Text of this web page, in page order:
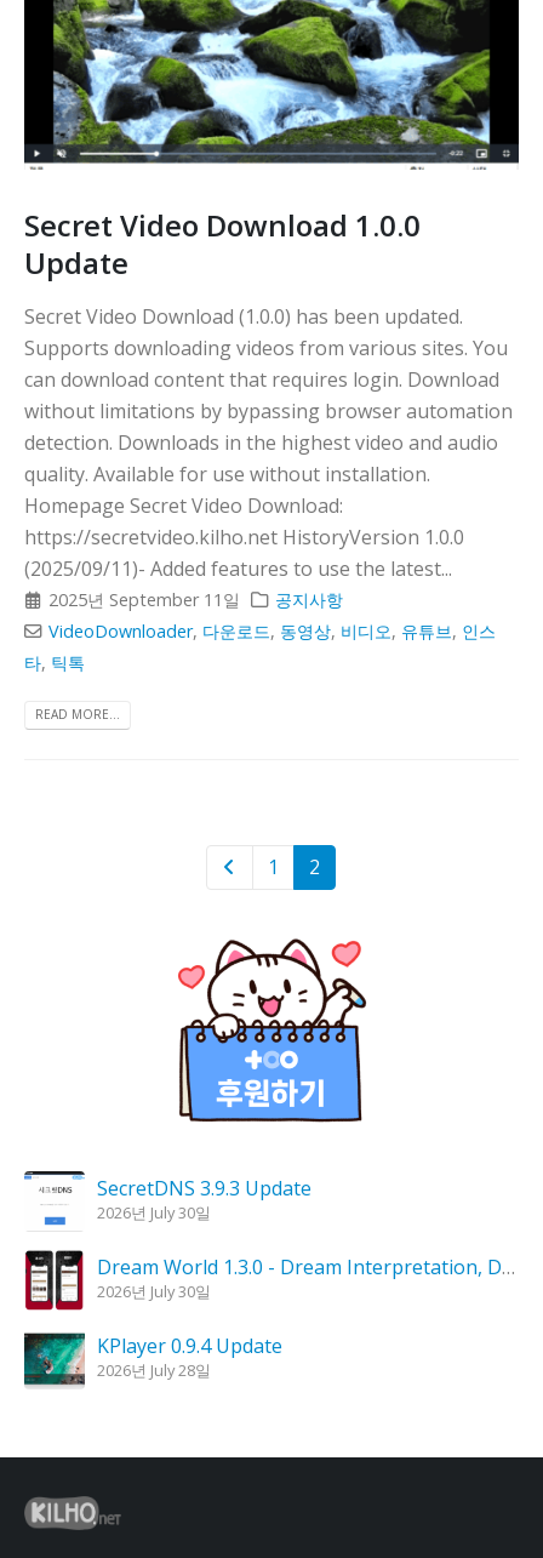
Secret Video Download 1.0.0
Update
Secret Video Download (1.0.0) has been updated.
Supports downloading videos from various sites. You
can download content that requires login. Download
without limitations by bypassing browser automation
detection. Downloads in the highest video and audio
quality. Available for use without installation.
Homepage Secret Video Download:
https://secretvideo.kilho.net HistoryVersion 1.0.0
(2025/09/11)- Added features to use the latest...
2025년 September 11일
공지사항
VideoDownloader, 다운로드, 동영상, 비디오, 유튜브, 인스
타, 틱톡
READ MORE...
1 2
SecretDNS 3.9.3 Update
2026년 July 30일
Dream World 1.3.0 - Dream Interpretation, Dream Analysis
2026년 July 30일
KPlayer 0.9.4 Update
2026년 July 28일
Kalmuri 4.2.6 Update
2026년 July 23일